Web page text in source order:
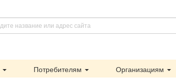
Потребителям Организациям